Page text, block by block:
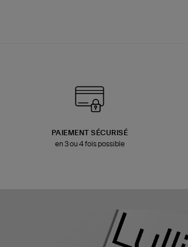
PAIEMENT SÉCURISÉ
en 3 ou 4 fois possible